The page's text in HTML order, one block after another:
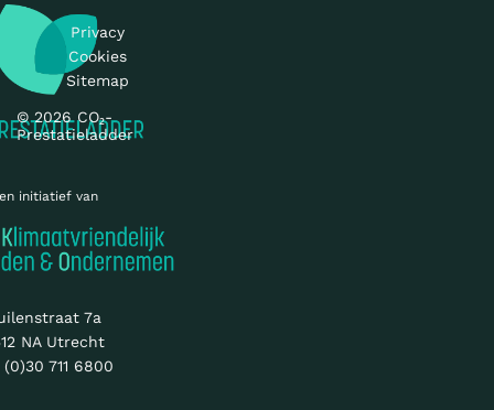
initiatief van
7a
NA Utrecht
(0)30 711 6800
© 2026 CO₂-
Prestatieladder
Privacy
Cookies
Sitemap